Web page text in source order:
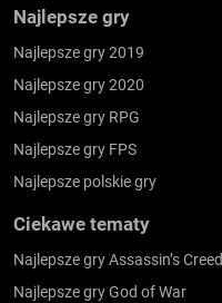
Najlepsze gry
Najlepsze gry 2019
Najlepsze gry 2020
Najlepsze gry RPG
Najlepsze gry FPS
Najlepsze polskie gry
Ciekawe tematy
Najlepsze gry Assassin’s Creed
Najlepsze gry God of War